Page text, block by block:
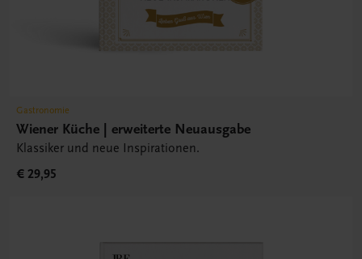
Gastronomie
Wiener Küche | erweiterte Neuausgabe
Klassiker und neue Inspirationen.
€ 29,95